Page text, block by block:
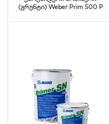
(გრუნტი) Weber Prim 500 P